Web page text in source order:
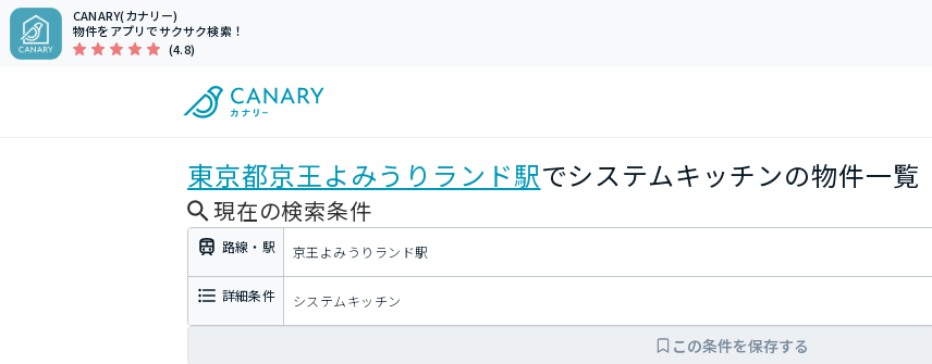
CANARY(カナリー)
物件をアプリでサクサク検索！
(4.8)
東京都京王よみうりランド駅でシステムキッチンの物件一覧
現在の検索条件
路線・駅 京王よみうりランド駅
詳細条件 システムキッチン
この条件を保存する